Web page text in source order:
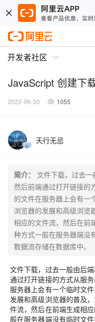
开发者社区
JavaScript 创建下
2022-06-30 1055
天行无忌
简介：
文件下载，过去一
然后前端通过打开链接的
的文件在服务器上会有一
浏览器的发展和高级浏览
相应的文件流，然后在前
种方式一般在服务器端没
数据流存储在数据库中。
文件下载，过去一般由后
通过打开链接的方式从服
服务器上会有一个临时文
发展和高级浏览器的普及
件流，然后在前端生成相
般在服务器端没有临时文